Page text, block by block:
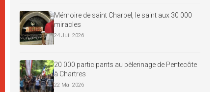
Mémoire de saint Charbel, le saint aux 30 000
miracles
24 Juil 2026
20 000 participants au pèlerinage de Pentecôte
à Chartres
22 Mai 2026